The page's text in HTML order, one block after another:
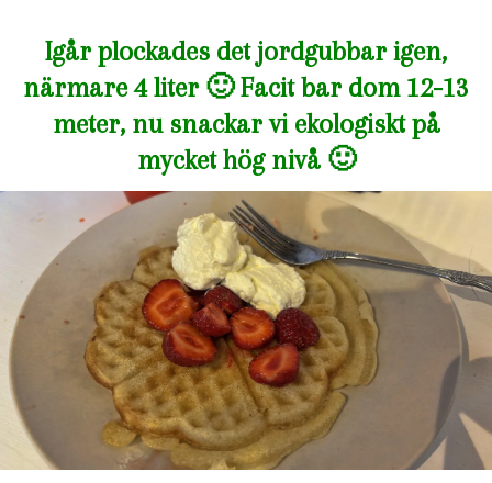
Igår plockades det jordgubbar igen,
närmare 4 liter 🙂 Facit bar dom 12-13
meter, nu snackar vi ekologiskt på
mycket hög nivå 🙂